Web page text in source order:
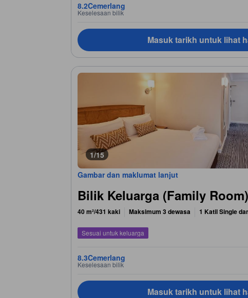
8.2Cemerlang
Keselesaan bilik
Masuk tarikh untuk lihat
1/15
Gambar dan maklumat lanjut
Bilik Keluarga (Family Room)
40 m²/431 kaki Maksimum 3 dewasa 1 Katil Single
Sesuai untuk keluarga
8.3Cemerlang
Keselesaan bilik
Masuk tarikh untuk lihat